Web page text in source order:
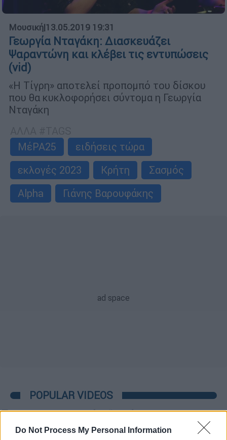
Do Not Process My Personal Information
Μουσική|13.05.2019 19:31
Γεωργία Νταγάκη: Διασκευάζει
Ψαραντώνη και κλέβει τις εντυπώσεις
(vid)
«Η Τίγρη» αποτελεί προπομπό του δίσκου
που θα κυκλοφορήσει σύντομα η Γεωργία
Νταγάκη
ΜέΡΑ25
ειδήσεις τώρα
εκλογές 2023
Κρήτη
Σασμός
Alpha
Γιάνης Βαρουφάκης
POPULAR VIDEOS
Μεσημεριανό...|09.08.2026 14:15